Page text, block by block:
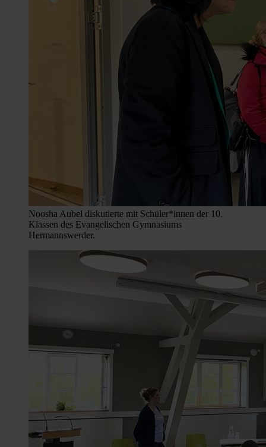
Noosha Aubel diskutierte mit Schüler*innen der 10.
Klassen des Evangelischen Gymnasiums
Hermannswerder.